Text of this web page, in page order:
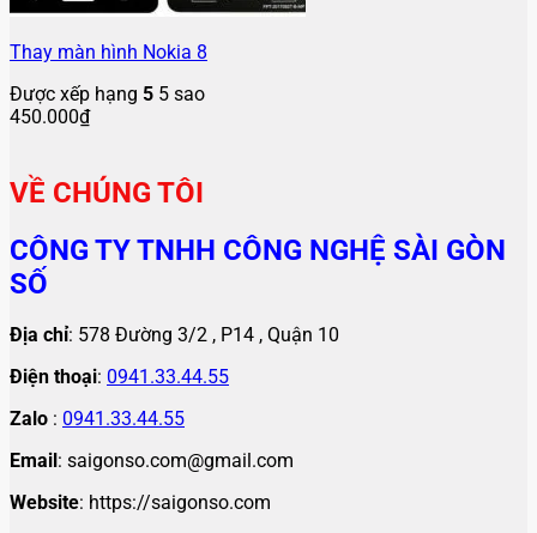
Thay màn hình Nokia 8
Được xếp hạng 5 5 sao
450.000₫
VỀ CHÚNG TÔI
CÔNG TY TNHH CÔNG NGHỆ SÀI GÒN
SỐ
Địa chỉ: 578 Đường 3/2 , P14 , Quận 10
Điện thoại: 0941.33.44.55
Zalo : 0941.33.44.55
Email : saigonso.com@gmail.com
Website: https://saigonso.com